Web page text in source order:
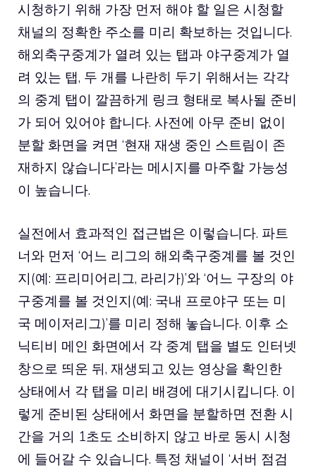
시청하기 위해 가장 먼저 해야 할 일은 시청할
채널의 정확한 주소를 미리 확보하는 것입니다.
해외축구중계가 열려 있는 탭과 야구중계가 열
려 있는 탭, 두 개를 나란히 두기 위해서는 각각
의 중계 탭이 깔끔하게 링크 형태로 복사될 준비
가 되어 있어야 합니다. 사전에 아무 준비 없이
분할 화면을 켜면 ‘현재 재생 중인 스트림이 존
재하지 않습니다’라는 메시지를 마주할 가능성
이 높습니다.
실전에서 효과적인 접근법은 이렇습니다. 파트
너와 먼저 ‘어느 리그의 해외축구중계를 볼 것인
지(예: 프리미어리그, 라리가)’와 ‘어느 구장의 야
구중계를 볼 것인지(예: 국내 프로야구 또는 미
국 메이저리그)’를 미리 정해 놓습니다. 이후 소
닉티비 메인 화면에서 각 중계 탭을 별도 인터넷
창으로 띄운 뒤, 재생되고 있는 영상을 확인한
상태에서 각 탭을 미리 배경에 대기시킵니다. 이
렇게 준비된 상태에서 화면을 분할하면 전환 시
간을 거의 1초도 소비하지 않고 바로 동시 시청
에 들어갈 수 있습니다. 특정 채널이 ‘서버 점검